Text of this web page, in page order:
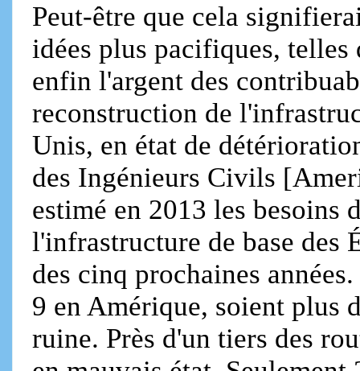
Peut-être que cela
idées plus pacifiques, telles
enfin l'argent des
reconstruction de
Unis, en état de
des Ingénieurs Civils
estimé en 2013 les besoins
l'infrastructure de base des
des cinq prochaines
9 en Amérique, soient plus
ruine. Près d'un tiers des